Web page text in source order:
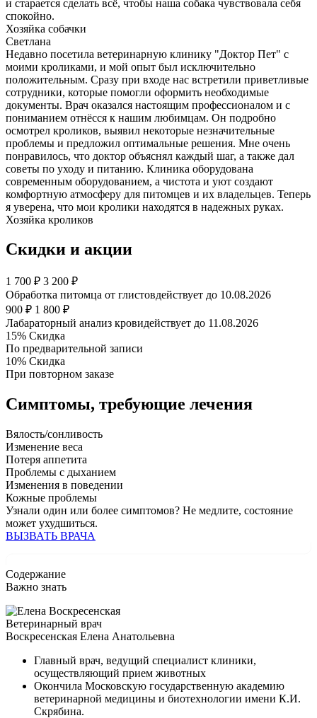
и старается сделать всё, чтобы наша собака чувствовала себя
спокойно.
Хозяйка собачки
Светлана
Недавно посетила ветеринарную клинику "Доктор Пет" с
моими кроликами, и мой опыт был исключительно
положительным. Сразу при входе нас встретили приветливые
сотрудники, которые помогли оформить необходимые
документы. Врач оказался настоящим профессионалом и с
пониманием отнёсся к нашим любимцам. Он подробно
осмотрел кроликов, выявил некоторые незначительные
проблемы и предложил оптимальные решения. Мне очень
понравилось, что доктор объяснял каждый шаг, а также дал
советы по уходу и питанию. Клиника оборудована
современным оборудованием, а чистота и уют создают
комфортную атмосферу для питомцев и их владельцев. Теперь
я уверена, что мои кролики находятся в надежных руках.
Хозяйка кроликов
Скидки и акции
1 700 ₽ 3 200 ₽
Обработка питомца от глистовдействует до 10.08.2026
900 ₽ 1 800 ₽
Лабараторный анализ кровидействует до 11.08.2026
15% Скидка
По предварительной записи
10% Скидка
При повторном заказе
Симптомы, требующие лечения
Вялость/сонливость
Изменение веса
Потеря аппетита
Проблемы с дыханием
Изменения в поведении
Кожные проблемы
Узнали один или более симптомов? Не медлите, состояние
может ухудшиться.
ВЫЗВАТЬ ВРАЧА
Содержание
Важно знать
Ветеринарный врач
Воскресенская Елена Анатольевна
Главный врач, ведущий специалист клиники,
осуществляющий прием животных
Окончила Московскую государственную академию
ветеринарной медицины и биотехнологии имени К.И.
Скрябина.